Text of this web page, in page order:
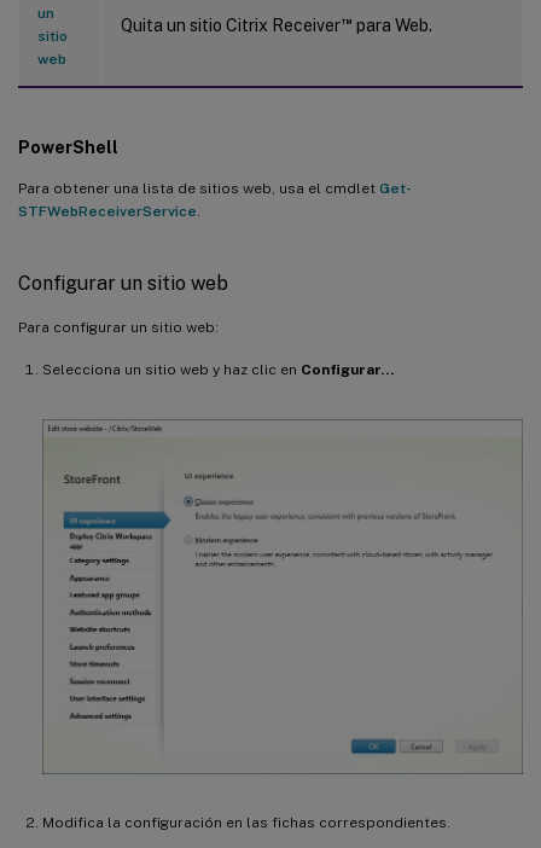
un
sitio
web
Quita un sitio Citrix Receiver™ para Web.
PowerShell
Para obtener una lista de sitios web, usa el cmdlet Get-
STFWebReceiverService.
Configurar un sitio web
Para configurar un sitio web:
Selecciona un sitio web y haz clic en Configurar…
Modifica la configuración en las fichas correspondientes.